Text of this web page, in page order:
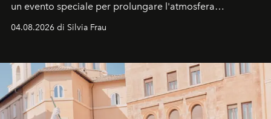
un evento speciale per prolungare l'atmosfera
04.08.2026 di Silvia Frau